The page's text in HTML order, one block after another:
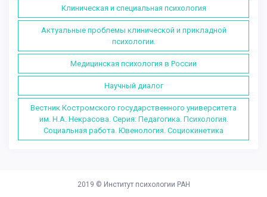
Клиническая и специальная психология
Актуальные проблемы клинической и прикладной
психологии.
Медицинская психология в России
Научный диалог
Вестник Костромского государственного университета
им. Н.А. Некрасова. Серия: Педагогика. Психология.
Социальная работа. Ювенология. Социокинетика
2019 © Институт психологии РАН